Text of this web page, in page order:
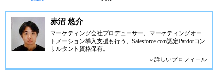
赤沼 悠介
マーケティング会社プロデューサー。マーケティングオー
トメーション導入支援も行う。Salesforce.com認定Pardotコン
サルタント資格保有。
» 詳しいプロフィール